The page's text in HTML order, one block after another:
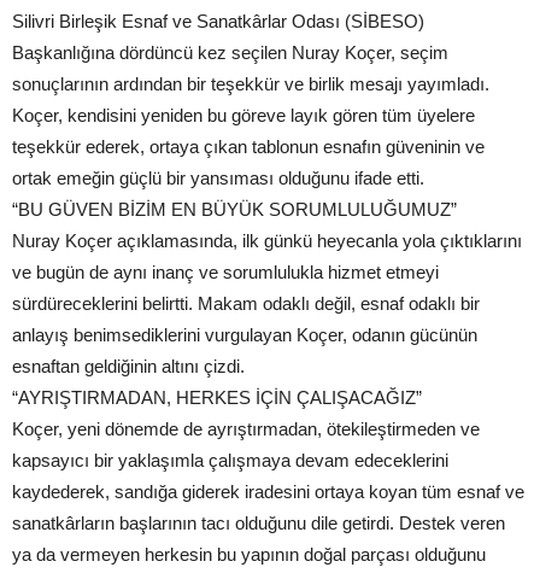
Silivri Birleşik Esnaf ve Sanatkârlar Odası (SİBESO)
Başkanlığına dördüncü kez seçilen Nuray Koçer, seçim
sonuçlarının ardından bir teşekkür ve birlik mesajı yayımladı.
Koçer, kendisini yeniden bu göreve layık gören tüm üyelere
teşekkür ederek, ortaya çıkan tablonun esnafın güveninin ve
ortak emeğin güçlü bir yansıması olduğunu ifade etti.
“BU GÜVEN BİZİM EN BÜYÜK SORUMLULUĞUMUZ”
Nuray Koçer açıklamasında, ilk günkü heyecanla yola çıktıklarını
ve bugün de aynı inanç ve sorumlulukla hizmet etmeyi
sürdüreceklerini belirtti. Makam odaklı değil, esnaf odaklı bir
anlayış benimsediklerini vurgulayan Koçer, odanın gücünün
esnaftan geldiğinin altını çizdi.
“AYRIŞTIRMADAN, HERKES İÇİN ÇALIŞACAĞIZ”
Koçer, yeni dönemde de ayrıştırmadan, ötekileştirmeden ve
kapsayıcı bir yaklaşımla çalışmaya devam edeceklerini
kaydederek, sandığa giderek iradesini ortaya koyan tüm esnaf ve
sanatkârların başlarının tacı olduğunu dile getirdi. Destek veren
ya da vermeyen herkesin bu yapının doğal parçası olduğunu